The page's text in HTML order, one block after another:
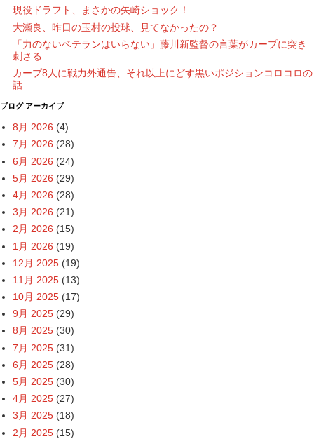
現役ドラフト、まさかの矢崎ショック！
大瀬良、昨日の玉村の投球、見てなかったの？
「力のないベテランはいらない」藤川新監督の言葉がカープに突き
刺さる
カープ8人に戦力外通告、それ以上にどす黒いポジションコロコロの
話
ブログ アーカイブ
8月 2026 (4)
7月 2026 (28)
6月 2026 (24)
5月 2026 (29)
4月 2026 (28)
3月 2026 (21)
2月 2026 (15)
1月 2026 (19)
12月 2025 (19)
11月 2025 (13)
10月 2025 (17)
9月 2025 (29)
8月 2025 (30)
7月 2025 (31)
6月 2025 (28)
5月 2025 (30)
4月 2025 (27)
3月 2025 (18)
2月 2025 (15)